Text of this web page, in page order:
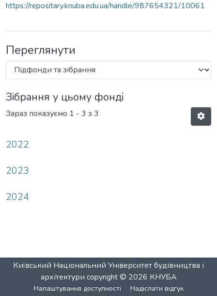
https://repositary.knuba.edu.ua/handle/987654321/10061
Переглянути
Зібрання у цьому фонді
Зараз показуємо 1 - 3 з 3
2022
2023
2024
Київський Національний Університет будівництва і
архітектури copyright © 2026 КНУБА
Налаштування доступності Надіслати відгук